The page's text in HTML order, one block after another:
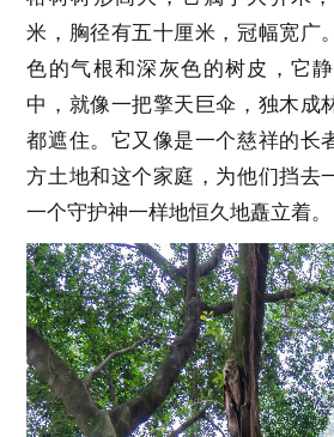
米，胸径有五十厘米，冠幅宽广
色的气根和深灰色的树皮，它
中，就像一把擎天巨伞，独木成
都遮住。它又像是一个慈祥的长
方土地和这个家庭，为他们挡去
一个守护神一样地恒久地矗立着。